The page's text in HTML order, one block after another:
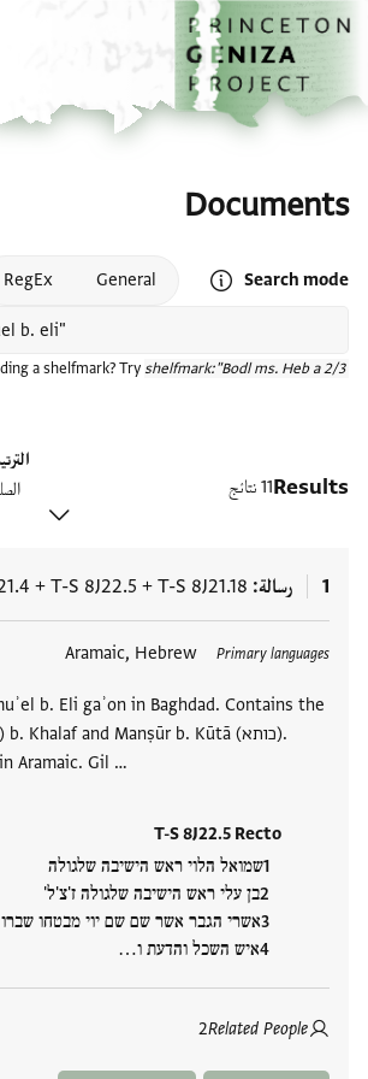
تخطي إلى المحتوى الرئيسي
الصفحة الرئيسية
Documents
Search mode
Open search mode help
General
RegEx
a shelfmark? Try shelfmark:"Bodl ms. Heb a 2/3"
Results11 نتائج
1 رسالة T-S 8J21.18
+
T-S 8J22.5
+
Primary languages
Aramaic, Hebrew
b. Eli gaʾon in Baghdad. Contains the
Aramaic. Gil …
T-S 8J22.5 Recto
שמואל הלוי ראש הישיבה שלגולה
בן עלי ראש הישיבה שלגולה ז'צ'ל'
אשרי הגבר אשר שם שם יוי מבטחו שברו
איש השכל והדעת ו…
Related People
2
العلامات